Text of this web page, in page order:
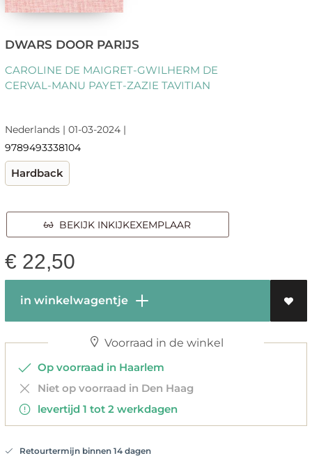
DWARS DOOR PARIJS
CAROLINE DE MAIGRET-GWILHERM DE
CERVAL-MANU PAYET-ZAZIE TAVITIAN
Nederlands | 01-03-2024 |
9789493338104
Hardback
BEKIJK INKIJKEXEMPLAAR
€ 22,50
in winkelwagentje
Voorraad in de winkel
Op voorraad in Haarlem
Niet op voorraad in Den Haag
levertijd 1 tot 2 werkdagen
Retourtermijn binnen 14 dagen